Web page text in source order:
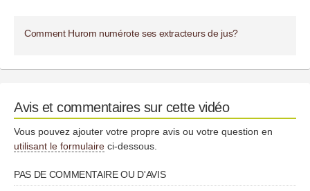
Comment Hurom numérote ses extracteurs de jus?
Avis et commentaires sur cette vidéo
Vous pouvez ajouter votre propre avis ou votre question en
utilisant le formulaire ci-dessous.
PAS DE COMMENTAIRE OU D'AVIS